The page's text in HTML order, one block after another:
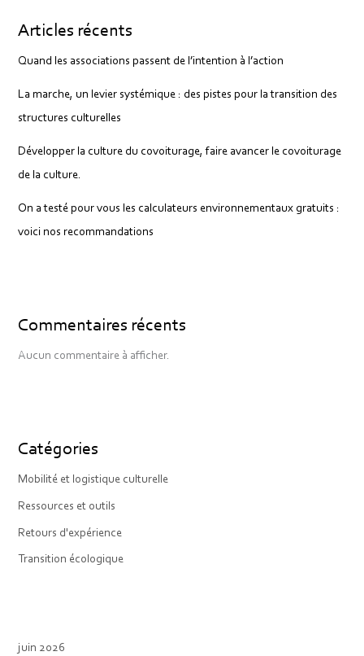
Articles récents
Quand les associations passent de l’intention à l’action
La marche, un levier systémique : des pistes pour la transition des
structures culturelles
Développer la culture du covoiturage, faire avancer le covoiturage
de la culture.
On a testé pour vous les calculateurs environnementaux gratuits :
voici nos recommandations
Commentaires récents
Aucun commentaire à afficher.
Catégories
Mobilité et logistique culturelle
Ressources et outils
Retours d'expérience
Transition écologique
juin 2026